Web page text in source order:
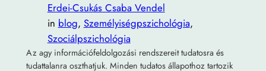
Erdei-Csukás Csaba Vendel
in blog, Személyiségpszichológia
Szociálpszichológia
Az agy információfeldolgozási rendszereit tudatosra és
tudattalanra oszthatjuk. Minden tudatos állapothoz tartozik